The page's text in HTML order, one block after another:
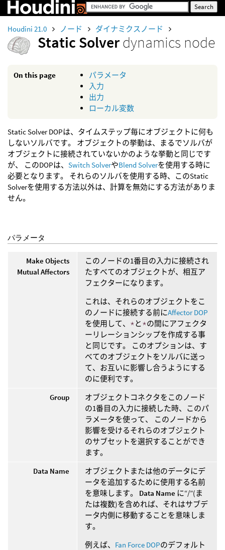
Houdini 21.0 ノード ダイナミクスノード
Static Solverdynamics node
On this page
パラメータ
入力
出力
ローカル変数
Static Solver DOPは、タイムステップ毎にオブジェクトに何も
しないソルバです。 オブジェクトの挙動は、まるでソルバが
オブジェクトに接続されていないかのような挙動と同じです
が、 このDOPは、 Switch SolverやBlend Solverを使用する時に
必要となります。 それらのソルバを使用する時、このStatic
Solverを使用する方法以外は、計算を無効にする方法がありま
せん。
パラメータ
Make Objects
Mutual Affectors
このノードの1番目の入力に接続され
たすべてのオブジェクトが、相互ア
フェクターになります。
これは、それらのオブジェクトをこ
のノードに接続する前にAffector DOP
を使用して、 *と *の間にアフェクタ
ーリレーションシップを作成する事
と同じです。 このオプションは、す
べてのオブジェクトをソルバに送っ
て、お互いに影響し合うようにする
のに便利です。
Group
オブジェクトコネクタをこのノード
の1番目の入力に接続した時、このパ
ラメータを使って、 このノードから
影響を受けるそれらのオブジェクト
のサブセットを選択することができ
ます。
Data Name
オブジェクトまたは他のデータにデ
ータを追加するために使用する名前
を意味します。 Data Name に“/”(ま
たは複数)を含めれば、それはサブデ
ータ内側に移動することを意味しま
す。
例えば、 Fan Force DOPのデフォルト